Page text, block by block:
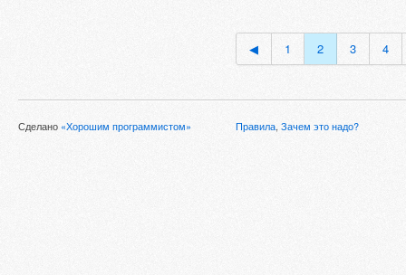
◀ 1 2 3 4
Сделано «Хорошим программистом» Правила, Зачем это надо?